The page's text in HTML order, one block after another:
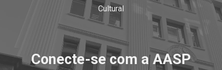
Cultural
Conecte-se com a AASP